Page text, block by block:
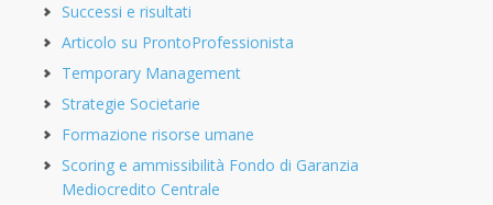
Successi e risultati
Articolo su ProntoProfessionista
Temporary Management
Strategie Societarie
Formazione risorse umane
Scoring e ammissibilità Fondo di Garanzia
Mediocredito Centrale